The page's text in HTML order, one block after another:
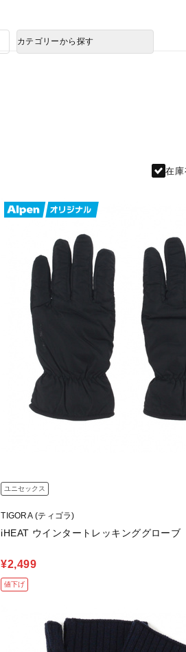
カテゴリーから探す
在
ユニセックス
TIGORA (ティゴラ)
iHEAT ウインタートレッキンググローブ
¥2,499
値下げ